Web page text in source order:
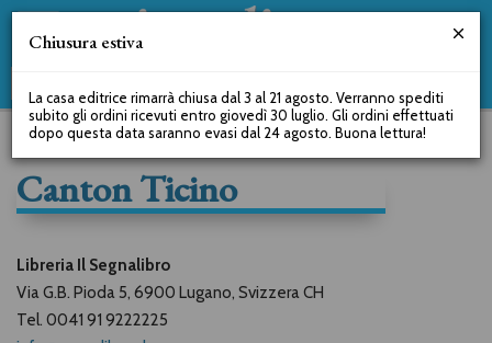
Canton Ticino
Libreria Il Segnalibro
Via G.B. Pioda 5, 6900 Lugano, Svizzera CH
Tel. 0041 91 9222225
Chiusura estiva
La casa editrice rimarrà chiusa dal 3 al 21 agosto. Verranno spediti
subito gli ordini ricevuti entro giovedì 30 luglio. Gli ordini effettuati
dopo questa data saranno evasi dal 24 agosto. Buona lettura!